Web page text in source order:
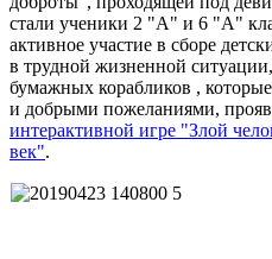
стали ученики 2 "А" и 6 "А"
активное участие в сборе
в трудной жизненной
бумажных корабликов ,
и добрыми пожеланиями,
интерактивной игре "Злой
век".